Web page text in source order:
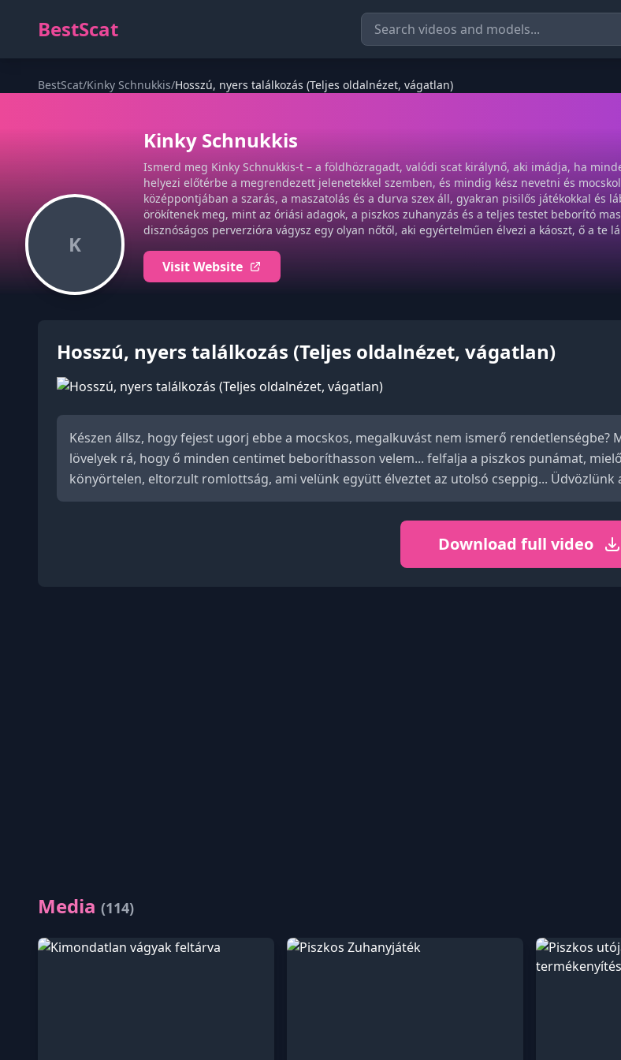
BestScat
BestScat/Kinky Schnukkis/Hosszú, nyers találkozás (Teljes oldalnézet, vágatlan)
K
Kinky Schnukkis
Ismerd meg Kinky Schnukkis-t – a földhözragadt, valódi scat királynő, aki imádja, ha
helyezi előtérbe a megrendezett jelenetekkel szemben, és mindig kész nevetni és
középpontjában a szarás, a maszatolás és a durva szex áll, gyakran pisilős játékokkal
örökítenek meg, mint az óriási adagok, a piszkos zuhanyzás és a teljes testet beborító
disznóságos perverzióra vágysz egy olyan nőtől, aki egyértelműen élvezi a káoszt, ő a te
Visit Website
Hosszú, nyers találkozás (Teljes oldalnézet, vágatlan)
Készen állsz, hogy fejest ugorj ebbe a mocskos, megalkuvást nem ismerő
lövelyek rá, hogy ő minden centimet beboríthasson velem... felfalja a piszkos punámat,
könyörtelen, eltorzult romlottság, ami velünk együtt élveztet az utolsó cseppig...
Download full video
Media (114)